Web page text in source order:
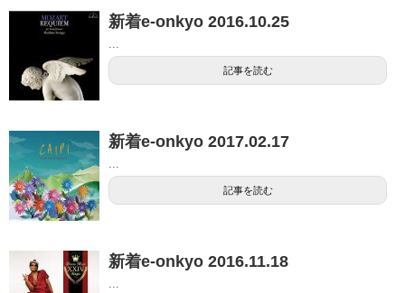
新着e-onkyo 2016.10.25
記事を読む
新着e-onkyo 2017.02.17
記事を読む
新着e-onkyo 2016.11.18